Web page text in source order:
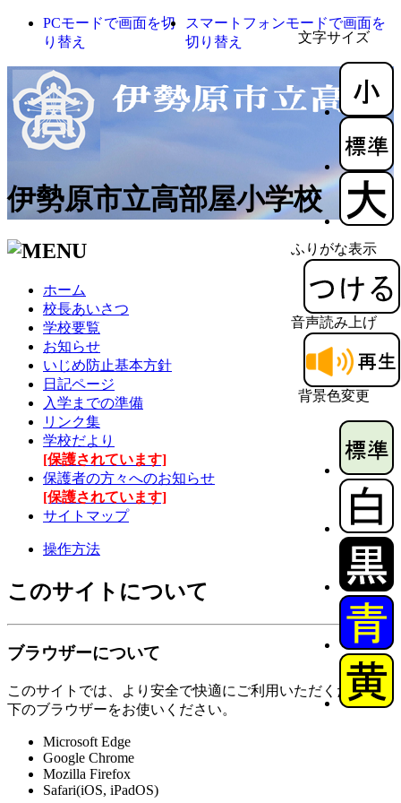
文字サイズ
ふりがな表示
音声読み上げ
背景色変更
PCモードで画面を切
り替え
スマートフォンモードで画面を
切り替え
伊勢原市立高部屋小学校
ホーム
校長あいさつ
学校要覧
お知らせ
いじめ防止基本方針
日記ページ
入学までの準備
リンク集
学校だより
[保護されています]
保護者の方々へのお知らせ
[保護されています]
サイトマップ
操作方法
このサイトについて
ブラウザーについて
このサイトでは、より安全で快適にご利用いただくために以
下のブラウザーをお使いください。
Microsoft Edge
Google Chrome
Mozilla Firefox
Safari(iOS, iPadOS)